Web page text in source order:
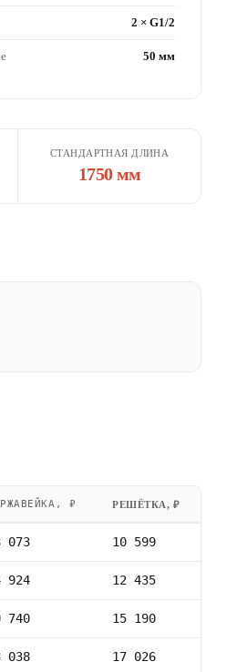
2 × G1/2
50 мм
СТАНДАРТНАЯ ДЛИНА
1750 мм
₽ РЕШЁТКА, ₽
073 10 599
924 12 435
740 15 190
038 17 026